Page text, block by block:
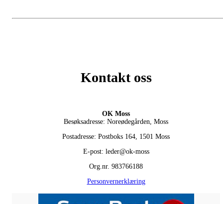
Kontakt oss
OK Moss
Besøksadresse: Noreødegården, Moss
Postadresse: Postboks 164, 1501 Moss
E-post: leder@ok-moss
Org.nr. 983766188
Personvernerklæring